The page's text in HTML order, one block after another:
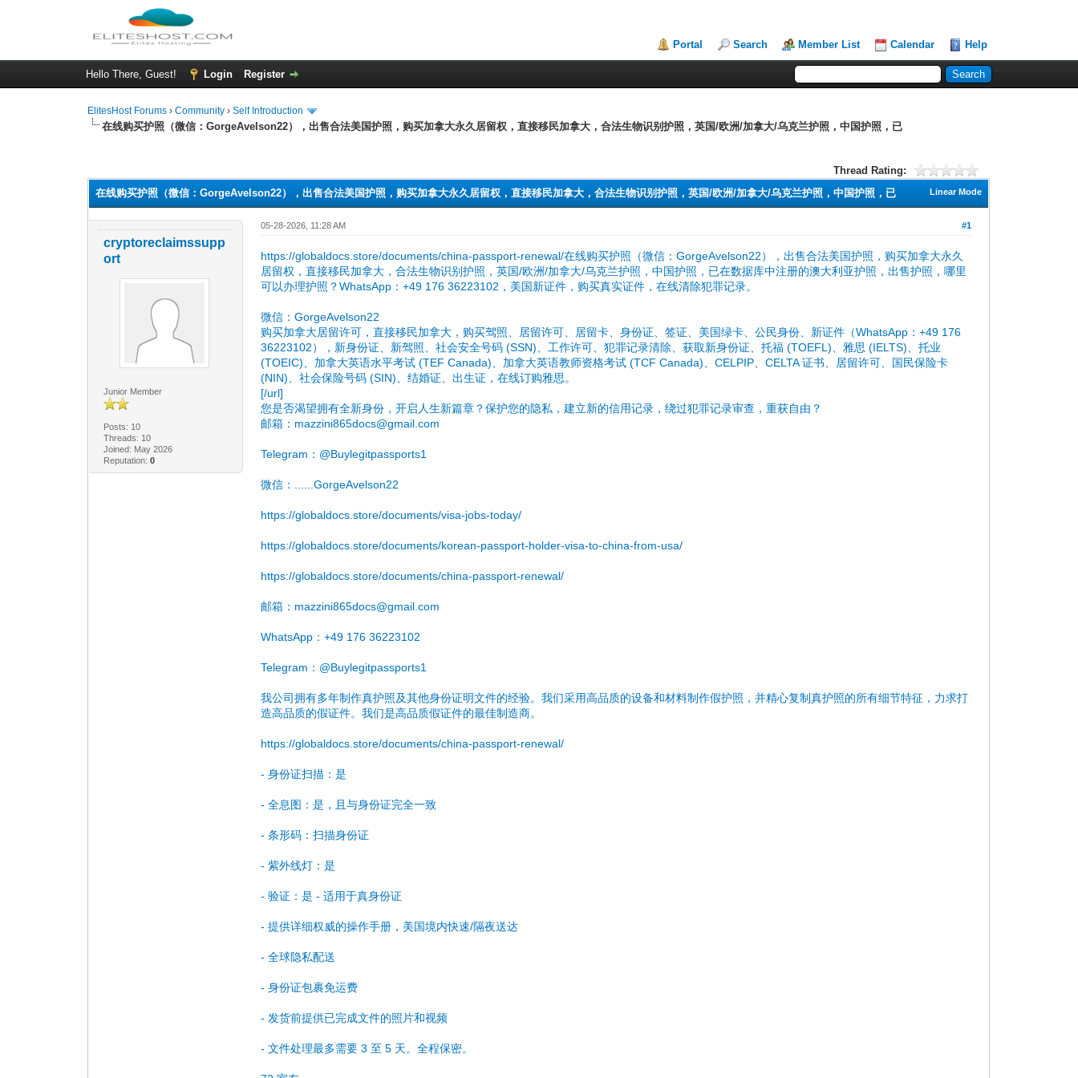
Portal Search Member List Calendar Help
Hello There, Guest! Login Register
ElitesHost Forums ›Community ›Self Introduction
在线购买护照（微信：GorgeAvelson22），出售合法美国护照，购买加拿大永久居留权，直接移民加拿大，合法生物识别护照，英国/欧洲/加拿大/乌克兰护照，中国护照，已
Thread Rating:
Linear Mode
在线购买护照（微信：GorgeAvelson22），出售合法美国护照，购买加拿大永久居留权，直接移民加拿大，合法生物识别护照，英国/欧洲/加拿大/乌克兰护照，中国护照，已
cryptoreclaimssupp
ort
Junior Member
Posts: 10
Threads: 10
Joined: May 2026
Reputation: 0
#1
05-28-2026, 11:28 AM
https://globaldocs.store/documents/china-passport-renewal/在线购买护照（微信：GorgeAvelson22），出售合法美国护照，购买加拿大永久
居留权，直接移民加拿大，合法生物识别护照，英国/欧洲/加拿大/乌克兰护照，中国护照，已在数据库中注册的澳大利亚护照，出售护照，哪里
可以办理护照？WhatsApp：+49 176 36223102，美国新证件，购买真实证件，在线清除犯罪记录。
微信：GorgeAvelson22
购买加拿大居留许可，直接移民加拿大，购买驾照、居留许可、居留卡、身份证、签证、美国绿卡、公民身份、新证件（WhatsApp：+49 176
36223102），新身份证、新驾照、社会安全号码 (SSN)、工作许可、犯罪记录清除、获取新身份证、托福 (TOEFL)、雅思 (IELTS)、托业
(TOEIC)、加拿大英语水平考试 (TEF Canada)、加拿大英语教师资格考试 (TCF Canada)、CELPIP、CELTA 证书、居留许可、国民保险卡
(NIN)、社会保险号码 (SIN)、结婚证、出生证，在线订购雅思。
[/url]
您是否渴望拥有全新身份，开启人生新篇章？保护您的隐私，建立新的信用记录，绕过犯罪记录审查，重获自由？
邮箱：mazzini865docs@gmail.com
Telegram：@Buylegitpassports1
微信：......GorgeAvelson22
https://globaldocs.store/documents/visa-jobs-today/
https://globaldocs.store/documents/korean-passport-holder-visa-to-china-from-usa/
https://globaldocs.store/documents/china-passport-renewal/
邮箱：mazzini865docs@gmail.com
WhatsApp：+49 176 36223102
Telegram：@Buylegitpassports1
我公司拥有多年制作真护照及其他身份证明文件的经验。我们采用高品质的设备和材料制作假护照，并精心复制真护照的所有细节特征，力求打
造高品质的假证件。我们是高品质假证件的最佳制造商。
https://globaldocs.store/documents/china-passport-renewal/
- 身份证扫描：是
- 全息图：是，且与身份证完全一致
- 条形码：扫描身份证
- 紫外线灯：是
- 验证：是 - 适用于真身份证
- 提供详细权威的操作手册，美国境内快速/隔夜送达
- 全球隐私配送
- 身份证包裹免运费
- 发货前提供已完成文件的照片和视频
- 文件处理最多需要 3 至 5 天。全程保密。